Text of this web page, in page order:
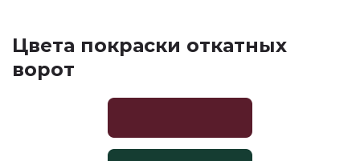
Цвета покраски откатных
ворот